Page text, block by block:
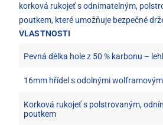
korková rukojeť s odnímatelným,
poutkem, které umožňuje bezpečné
VLASTNOSTI
Pevná délka hole z 50 % karbonu –
16mm hřídel s odolnými
Korková rukojeť s polstrovaným,
poutkem